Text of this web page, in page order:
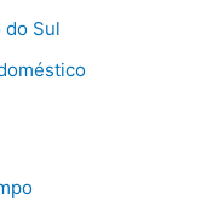
do Sul